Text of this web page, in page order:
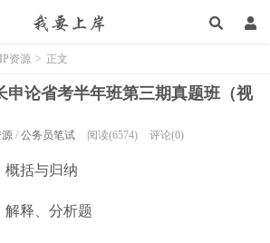
资源 > 正文
申论省考半年班第三期真题班（视
/ 公务员笔试 阅读(6574) 评论(0)
概括与归纳
解释、分析题